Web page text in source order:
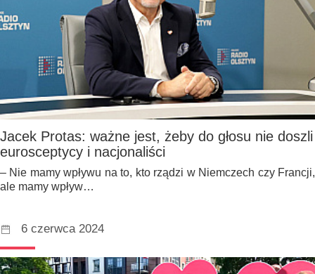
Jacek Protas: ważne jest, żeby do głosu nie doszli
eurosceptycy i nacjonaliści
– Nie mamy wpływu na to, kto rządzi w Niemczech czy Francji,
ale mamy wpływ…
6 czerwca 2024